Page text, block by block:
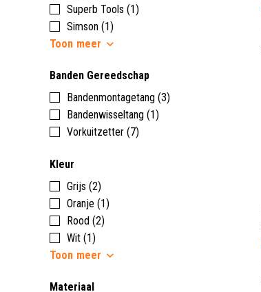
Superb Tools (1)
Simson (1)
Toon meer
Banden Gereedschap
Bandenmontagetang (3)
Bandenwisseltang (1)
Vorkuitzetter (7)
Kleur
Grijs (2)
Oranje (1)
Rood (2)
Wit (1)
Toon meer
Materiaal